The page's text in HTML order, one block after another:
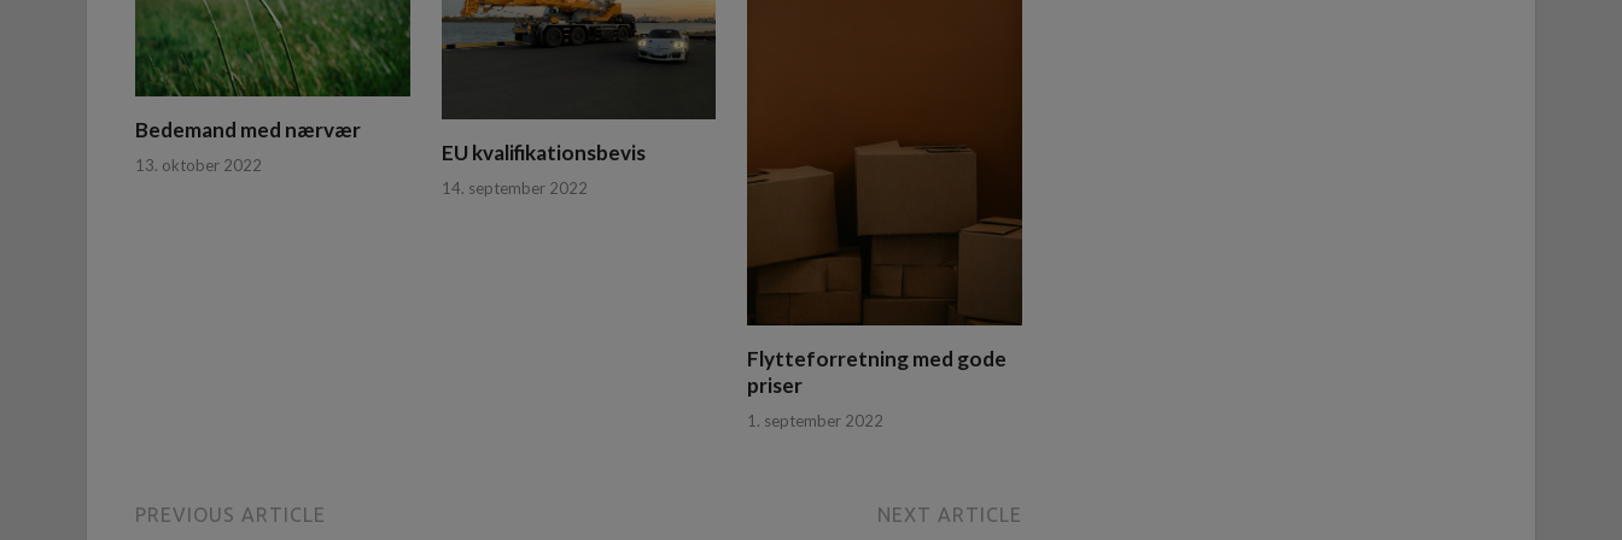
Bedemand med nærvær
13. oktober 2022 EU kvalifikationsbevis
14. september 2022
Flytteforretning med gode
priser
1. september 2022
PREVIOUS ARTICLE NEXT ARTICLE